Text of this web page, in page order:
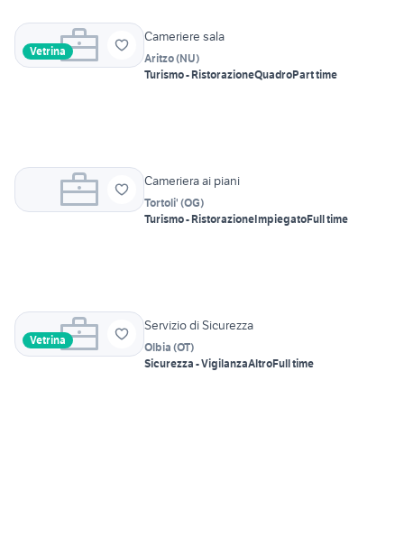
Vetrina
Cameriere sala
Aritzo(NU)
Turismo - RistorazioneQuadroPart time
Cameriera ai piani
Tortoli' (OG)
Turismo - RistorazioneImpiegatoFull time
Vetrina
Servizio di Sicurezza
Olbia (OT)
Sicurezza - VigilanzaAltroFull time